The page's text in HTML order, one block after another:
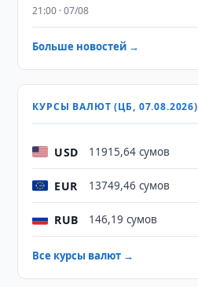
21:00 · 07/08
Больше новостей →
КУРСЫ ВАЛЮТ (ЦБ, 07.08.2026)
USD 11915,64 сумов
EUR 13749,46 сумов
RUB 146,19 сумов
Все курсы валют →